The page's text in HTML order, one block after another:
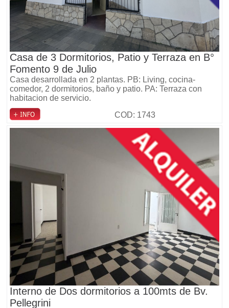
Casa de 3 Dormitorios, Patio y Terraza en B°
Fomento 9 de Julio
Casa desarrollada en 2 plantas. PB: Living, cocina-
comedor, 2 dormitorios, baño y patio. PA: Terraza con
habitacion de servicio.
COD: 1743
Interno de Dos dormitorios a 100mts de Bv.
Pellegrini